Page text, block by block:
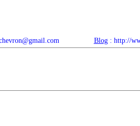
Blog: http://